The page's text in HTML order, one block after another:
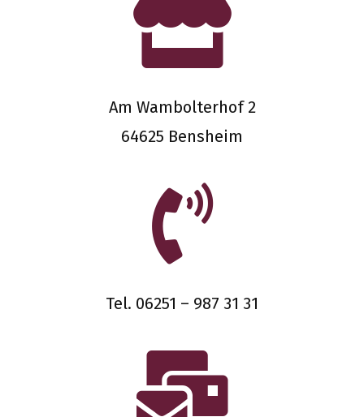
Am Wambolterhof 2
64625 Bensheim
Tel. 06251 – 987 31 31